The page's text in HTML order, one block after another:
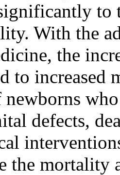
to
With the
the
to increased
defects,
the